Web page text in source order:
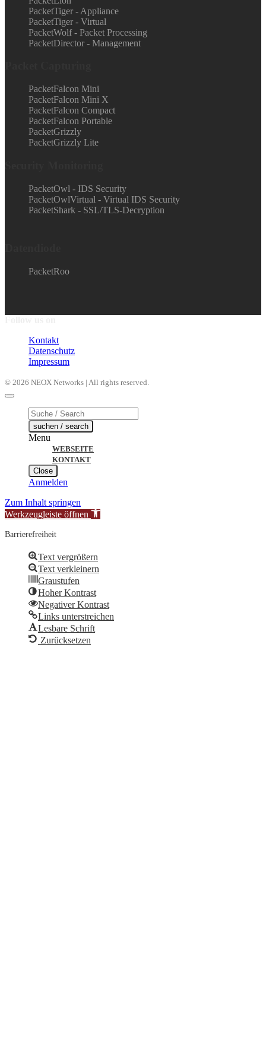
PacketTiger - Appliance
PacketTiger - Virtual
PacketWolf - Packet Processing
PacketDirector - Management
PacketFalcon Mini
PacketFalcon Mini X
PacketFalcon Compact
PacketFalcon Portable
PacketGrizzly
PacketGrizzly Lite
PacketOwl - IDS Security
PacketOwlVirtual - Virtual IDS Security
PacketShark - SSL/TLS-Decryption
PacketRoo
Kontakt
Datenschutz
Impressum
© 2026 NEOX Networks | All rights reserved.
Products
search
suchen / search
Menu
WEBSEITE
KONTAKT
Close
Anmelden
Zum Inhalt springen
Werkzeugleiste öffnen
Barrierefreiheit
Text vergrößern
Text verkleinern
Graustufen
Hoher Kontrast
Negativer Kontrast
Links unterstreichen
Lesbare Schrift
Zurücksetzen